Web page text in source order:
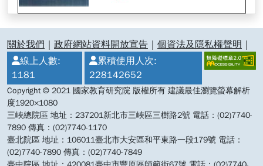
:::關於我們 政府網站資料開放宣告 個資法及隱私權聲明
線上人數:
1181
累積使用人次:
228142652
Copyright © 2021 國家教育研究院 版權所有 建議最佳瀏覽螢幕解析
度1920×1080
三峽總院區 地址：237201新北市三峽區三樹路2號 電話：(02)7740-
7890 傳真：(02)7740-1170
臺北院區 地址：106011臺北市大安區和平東路一段179號 電話：
(02)7740-7890 傳真：(02)7740-7849